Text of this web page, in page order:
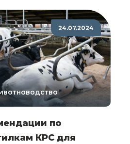
24.07.2024
по
КРС для